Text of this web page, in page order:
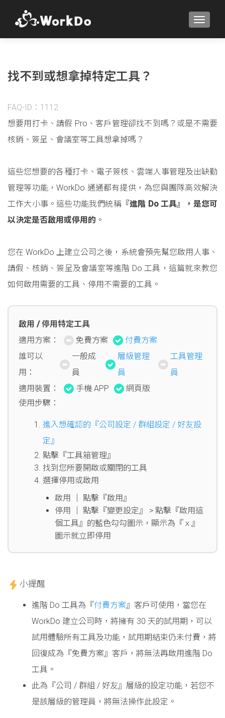
找不到或想拿掉特定工具？
FAQ-ID：1112
想要用打卡、請假 Pro、客戶管理卻找不到嗎？或是不需要
核銷、簽呈、會議室等工具想拿掉嗎？
這些您想要的各種打卡、電子簽核、雲端人事管理及出缺勤
管理等功能，WorkDo 通通都有提供，為您與團隊高效解決
工作大小事。這些功能我們統稱『進階 Do 工具』，是您可
以決定是否啟用或停用的 。
您在 WorkDo 上建立公司之後，系統會預先幫您啟用人事、
請假、核銷、簽呈及會議室等進階 Do 工具，這篇就來教您
如何啟用需要的工具、停用不需要的工具。
啟用 / 停用特定工具
適用方案：
免費方案
付費方案
誰可以
用：
一般成
員
層級管理
員
工具管理
員
適用裝置：
手機 APP
網頁版
使用步驟：
進入想確認的『公司設定 / 群組設定 / 好友設
定』
點擊『工具箱管理』
找到您所要開啟或關閉的工具
選擇停用或啟用
啟用 │ 點擊『啟用』
停用 │ 點擊『變更設定』 > 點擊『啟用這
個工具』的藍色勾勾圖示，顯示為『ｘ』
圖示就立即停用
小提醒
進階 Do 工具為『付費方案』客戶可使用，當您在
WorkDo 建立公司時，將擁有 30 天的試用期，可以
試用體驗所有工具及功能，試用期結束仍未付費，將
回復成為『免費方案』客戶，將無法再啟用進階 Do
工具。
此為『公司 / 群組 / 好友』層級的設定功能，若您不
是該層級的管理員，將無法操作此設定。